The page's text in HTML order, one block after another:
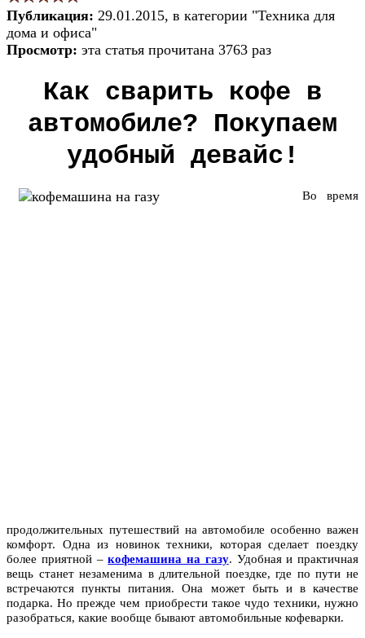
Публикация: 29.01.2015, в категории "Техника для
дома и офиса"
Просмотр: эта статья прочитана 3763 раз
Как сварить кофе в
автомобиле? Покупаем
удобный девайс!
Во время
продолжительных путешествий на автомобиле особенно важен
комфорт. Одна из новинок техники, которая сделает поездку
более приятной –кофемашина на газу. Удобная и практичная
вещь станет незаменима в длительной поездке, где по пути не
встречаются пункты питания. Она может быть и в качестве
подарка. Но прежде чем приобрести такое чудо техники, нужно
разобраться, какие вообще бывают автомобильные кофеварки.